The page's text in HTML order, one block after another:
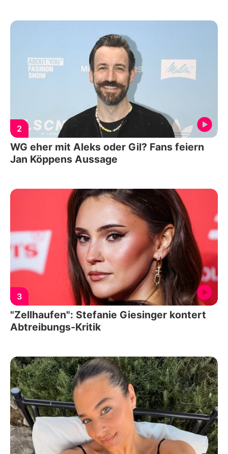
2
WG eher mit Aleks oder Gil? Fans feiern
Jan Köppens Aussage
3
"Zellhaufen": Stefanie Giesinger kontert
Abtreibungs-Kritik